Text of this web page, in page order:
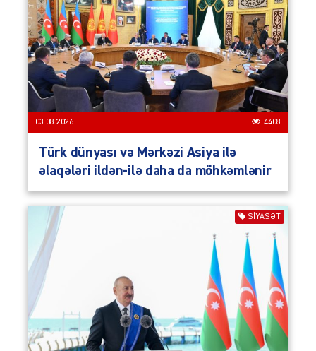
03.08.2026 4408
Türk dünyası və Mərkəzi Asiya ilə
əlaqələri ildən-ilə daha da möhkəmlənir
SIYASƏT